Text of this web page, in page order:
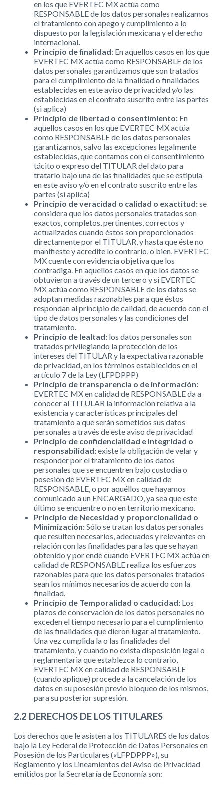
en los que EVERTEC MX actúa como
RESPONSABLE de los datos personales realizamos
el tratamiento con apego y cumplimiento a lo
dispuesto por la legislación mexicana y el derecho
internacional.
Principio de finalidad: En aquellos casos en los que
EVERTEC MX actúa como RESPONSABLE de los
datos personales garantizamos que son tratados
para el cumplimiento de la finalidad o finalidades
establecidas en este aviso de privacidad y/o las
establecidas en el contrato suscrito entre las partes
(si aplica)
Principio de libertad o consentimiento: En
aquellos casos en los que EVERTEC MX actúa
como RESPONSABLE de los datos personales
garantizamos, salvo las excepciones legalmente
establecidas, que contamos con el consentimiento
tácito o expreso del TITULAR del dato para
tratarlo bajo una de las finalidades que se estipula
en este aviso y/o en el contrato suscrito entre las
partes (si aplica)
Principio de veracidad o calidad o exactitud:se
considera que los datos personales tratados son
exactos, completos, pertinentes, correctos y
actualizados cuando éstos son proporcionados
directamente por el TITULAR, y hasta que éste no
manifieste y acredite lo contrario, o bien, EVERTEC
MX cuente con evidencia objetiva que los
contradiga. En aquellos casos en que los datos se
obtuvieron a través de un tercero y si EVERTEC
MX actúa como RESPONSABLE de los datos se
adoptan medidas razonables para que éstos
respondan al principio de calidad, de acuerdo con el
tipo de datos personales y las condiciones del
tratamiento.
Principio de lealtad: los datos personales son
tratados privilegiando la protección de los
intereses del TITULAR y la expectativa razonable
de privacidad, en los términos establecidos en el
artículo 7 de la Ley (LFPDPPP)
Principio de transparencia o de información:
EVERTEC MX en calidad de RESPONSABLE da a
conocer al TITULAR la información relativa a la
existencia y características principales del
tratamiento a que serán sometidos sus datos
personales a través de este aviso de privacidad
Principio de confidencialidad e Integridad o
responsabilidad:existe la obligación de velar y
responder por el tratamiento de los datos
personales que se encuentren bajo custodia o
posesión de EVERTEC MX en calidad de
RESPONSABLE, o por aquéllos que hayamos
comunicado a un ENCARGADO, ya sea que este
último se encuentre o no en territorio mexicano.
Principio de Necesidad y proporcionalidad o
Minimización:Sólo se tratan los datos personales
que resulten necesarios, adecuados y relevantes en
relación con las finalidades para las que se hayan
obtenido y por ende cuando EVERTEC MX actúa en
calidad de RESPONSABLE realiza los esfuerzos
razonables para que los datos personales tratados
sean los mínimos necesarios de acuerdo con la
finalidad.
Principio de Temporalidad o caducidad: Los
plazos de conservación de los datos personales no
exceden el tiempo necesario para el cumplimiento
de las finalidades que dieron lugar al tratamiento.
Una vez cumplida la o las finalidades del
tratamiento, y cuando no exista disposición legal o
reglamentaria que establezca lo contrario,
EVERTEC MX en calidad de RESPONSABLE
(cuando aplique) procede a la cancelación de los
datos en su posesión previo bloqueo de los mismos,
para su posterior supresión.
2.2 DERECHOS DE LOS TITULARES
Los derechos que le asisten a los TITULARES de los datos
bajo la Ley Federal de Protección de Datos Personales en
Posesión de los Particulares («LFPDPPP»), su
Reglamento y los Lineamientos del Aviso de Privacidad
emitidos por la Secretaría de Economía son: